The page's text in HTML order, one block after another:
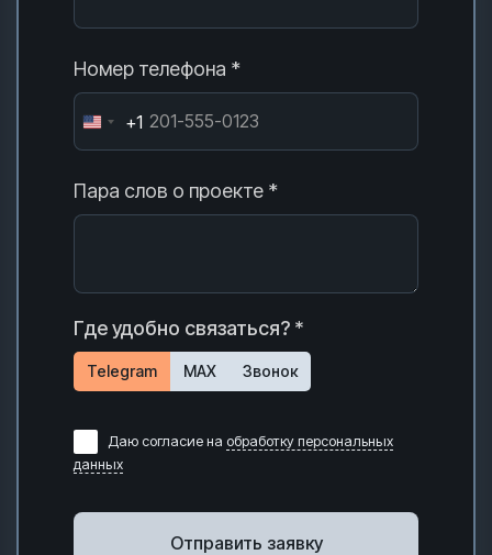
Номер телефона *
+1
Пара слов о проекте *
Где удобно связаться? *
Telegram MAX Звонок
Даю согласие на обработку персональных
данных
Отправить заявку